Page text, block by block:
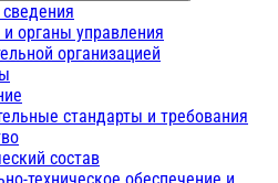
и органы управления
организацией
стандарты и требования
состав